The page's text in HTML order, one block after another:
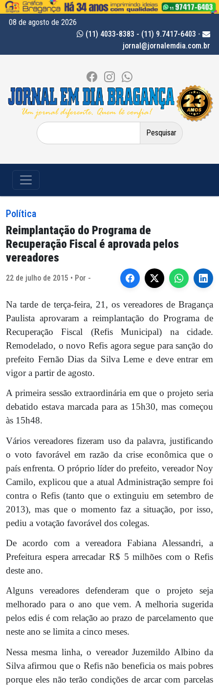
08 de agosto de 2026
(11) 4033-8383 - (11) 9.7417-6403 -
jornal@jornalemdia.com.br
Pesquisar
por:
Política
Reimplantação do Programa de
Recuperação Fiscal é aprovada pelos
vereadores
22 de julho de 2015 • Por -
Na tarde de terça-feira, 21, os vereadores de Bragança
Paulista aprovaram a reimplantação do Programa de
Recuperação Fiscal (Refis Municipal) na cidade.
Remodelado, o novo Refis agora segue para sanção do
prefeito Fernão Dias da Silva Leme e deve entrar em
vigor a partir de agosto.
A primeira sessão extraordinária em que o projeto seria
debatido estava marcada para as 15h30, mas começou
às 15h48.
Vários vereadores fizeram uso da palavra, justificando
o voto favorável em razão da crise econômica que o
país enfrenta. O próprio líder do prefeito, vereador Noy
Camilo, explicou que a atual Administração sempre foi
contra o Refis (tanto que o extinguiu em setembro de
2013), mas que o momento faz a situação, por isso,
pediu a votação favorável dos colegas.
De acordo com a vereadora Fabiana Alessandri, a
Prefeitura espera arrecadar R$ 5 milhões com o Refis
deste ano.
Alguns vereadores defenderam que o projeto seja
melhorado para o ano que vem. A melhoria sugerida
pelos edis é com relação ao prazo de parcelamento que
neste ano se limita a cinco meses.
Nessa mesma linha, o vereador Juzemildo Albino da
Silva afirmou que o Refis não beneficia os mais pobres
porque eles não terão condições de arcar com parcelas